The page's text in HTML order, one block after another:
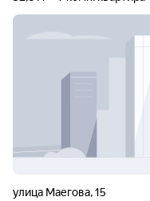
улица Маегова,15